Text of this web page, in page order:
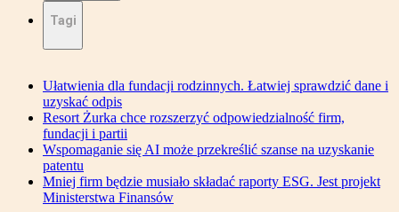
Tagi
Ułatwienia dla fundacji rodzinnych. Łatwiej sprawdzić dane i
uzyskać odpis
Resort Żurka chce rozszerzyć odpowiedzialność firm,
fundacji i partii
Wspomaganie się AI może przekreślić szanse na uzyskanie
patentu
Mniej firm będzie musiało składać raporty ESG. Jest projekt
Ministerstwa Finansów